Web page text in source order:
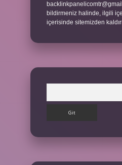
bildirmeniz halinde, ilgili
içerisinde sitemizden